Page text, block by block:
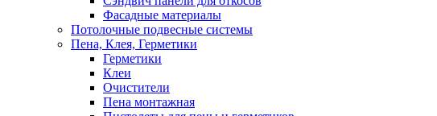
Фасадные материалы
Потолочные подвесные системы
Пена, Клея, Герметики
Герметики
Клеи
Очистители
Пена монтажная